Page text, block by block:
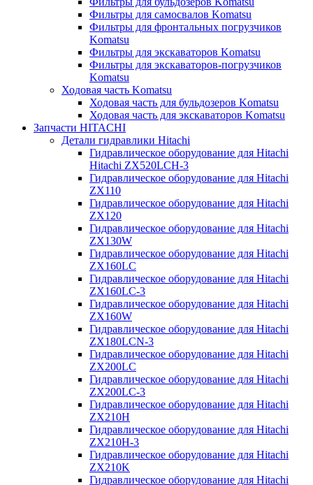
Фильтры для самосвалов Komatsu
Фильтры для фронтальных погрузчиков
Komatsu
Фильтры для экскаваторов Komatsu
Фильтры для экскаваторов-погрузчиков
Komatsu
Ходовая часть Komatsu
Ходовая часть для бульдозеров Komatsu
Ходовая часть для экскаваторов Komatsu
Запчасти HITACHI
Детали гидравлики Hitachi
Гидравлическое оборудование для Hitachi
Hitachi ZX520LCH-3
Гидравлическое оборудование для Hitachi
ZX110
Гидравлическое оборудование для Hitachi
ZX120
Гидравлическое оборудование для Hitachi
ZX130W
Гидравлическое оборудование для Hitachi
ZX160LC
Гидравлическое оборудование для Hitachi
ZX160LC-3
Гидравлическое оборудование для Hitachi
ZX160W
Гидравлическое оборудование для Hitachi
ZX180LCN-3
Гидравлическое оборудование для Hitachi
ZX200LC
Гидравлическое оборудование для Hitachi
ZX200LC-3
Гидравлическое оборудование для Hitachi
ZX210H
Гидравлическое оборудование для Hitachi
ZX210H-3
Гидравлическое оборудование для Hitachi
ZX210K
Гидравлическое оборудование для Hitachi